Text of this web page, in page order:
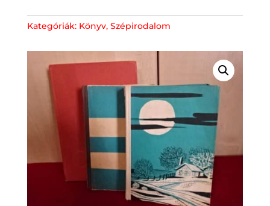
Kategóriák: Könyv, Szépirodalom